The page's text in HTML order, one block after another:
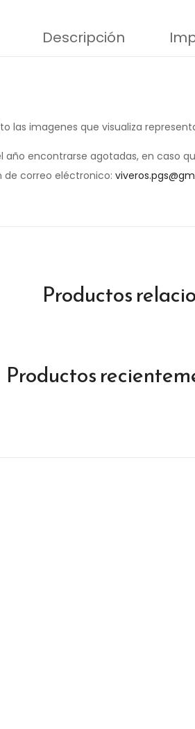
Descripción
las imagenes que visualiza
encontrarse agotadas, en caso
de correo eléctronico:
Productos
Productos